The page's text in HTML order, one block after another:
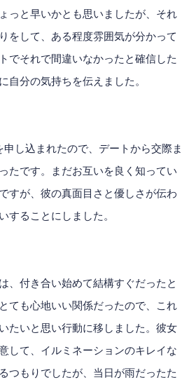
っと早いかとも思いましたが、それ
をして、ある程度雰囲気が分かって
でそれで間違いなかったと確信した
自分の気持ちを伝えました。
し込まれたので、デートから交際ま
たです。まだお互いを良く知ってい
すが、彼の真面目さと優しさが伝わ
することにしました。
、付き合い始めて結構すぐだったと
ても心地いい関係だったので、これ
たいと思い行動に移しました。彼女
して、イルミネーションのキレイな
つもりでしたが、当日が雨だったた